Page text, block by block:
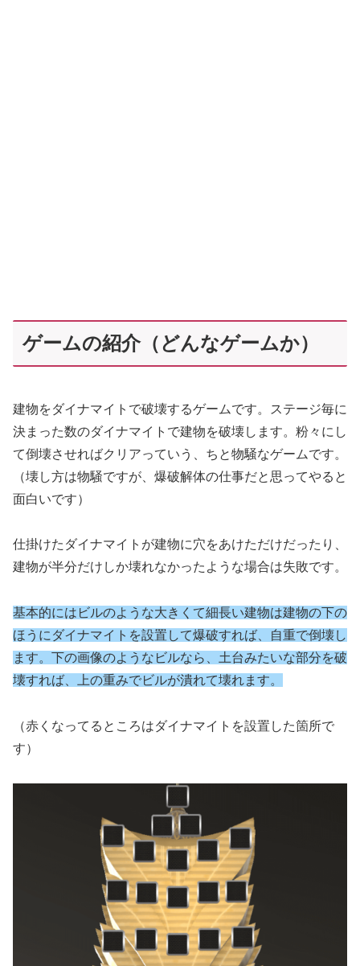
ゲームの紹介（どんなゲームか）
建物をダイナマイトで破壊するゲームです。ステージ毎に
決まった数のダイナマイトで建物を破壊します。粉々にし
て倒壊させればクリアっていう、ちと物騒なゲームです。
（壊し方は物騒ですが、爆破解体の仕事だと思ってやると
面白いです）
仕掛けたダイナマイトが建物に穴をあけただけだったり、
建物が半分だけしか壊れなかったような場合は失敗です。
基本的にはビルのような大きくて細長い建物は建物の下の
ほうにダイナマイトを設置して爆破すれば、自重で倒壊し
ます。下の画像のようなビルなら、土台みたいな部分を破
壊すれば、上の重みでビルが潰れて壊れます。
（赤くなってるところはダイナマイトを設置した箇所で
す）